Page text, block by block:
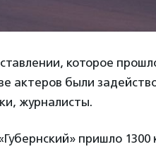
которое
актеров были
журналисты.
пришло